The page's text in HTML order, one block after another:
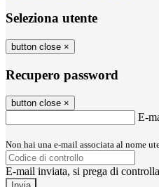
Seleziona utente
button close ×
Recupero password
button close ×
E-
Non hai una e-mail associata al nome
E-mail inviata, si prega di